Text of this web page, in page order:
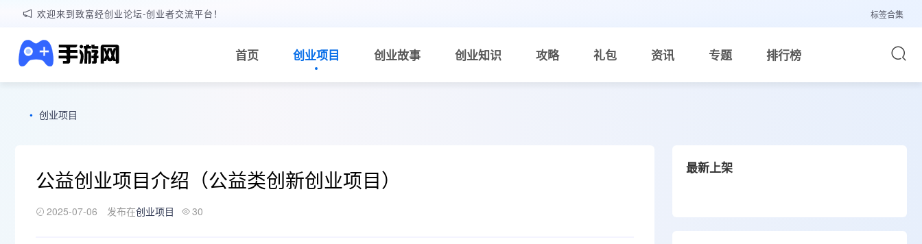
欢迎来到致富经创业论坛-创业者交流平台！ 标签合集
首页 创业项目 创业故事 创业知识 攻略 礼包 资讯 专题 排行榜
• 创业项目
公益创业项目介绍（公益类创新创业项目）
2025-07-06 发布在创业项目 30
最新上架